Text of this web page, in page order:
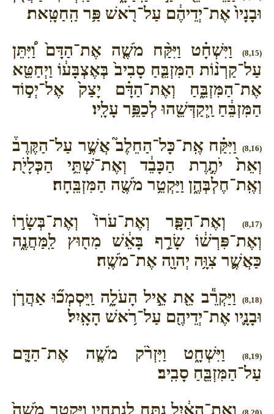
וּבָנָיו֙ אֶת־יְדֵיהֶ֔ם עַל־רֹ֖אשׁ פַּ֥ר הַֽחַטָּֽאת׃
(8,15)
וַיִּשְׁחָ֗ט וַיִּקַּ֨ח מֹשֶׁ֤ה אֶת־הַדָּם֙ וַ֠יִּתֵּן
עַל־קַרְנ֨וֹת הַמִּזְבֵּ֤חַ סָבִיב֙ בְּאֶצְבָּע֔וֹ וַיְחַטֵּ֖א
אֶת־הַמִּזְבֵּ֑חַ וְאֶת־הַדָּ֗ם יָצַק֙ אֶל־יְס֣וֹד
הַמִּזְבֵּ֔חַ וַֽיְקַדְּשֵׁ֖הוּ לְכַפֵּ֥ר עָלָֽיו׃
(8,16)
וַיִּקַּ֗ח אֶֽת־כָּל־הַחֵלֶב֮ אֲשֶׁ֣ר עַל־הַקֶּרֶב֒
וְאֵת֙ יֹתֶ֣רֶת הַכָּבֵ֔ד וְאֶת־שְׁתֵּ֥י הַכְּלָיֹ֖ת
וְאֶֽת־חֶלְבְּהֶ֑ן וַיַּקְטֵ֥ר מֹשֶׁ֖ה הַמִּזְבֵּֽחָה׃
(8,17)
וְאֶת־הַפָּ֤ר וְאֶת־עֹרוֹ֙ וְאֶת־בְּשָׂר֣וֹ
וְאֶת־פִּרְשׁ֔וֹ שָׂרַ֣ף בָּאֵ֔שׁ מִח֖וּץ לַֽמַּחֲנֶ֑ה
כַּאֲשֶׁ֛ר צִוָּ֥ה יְהוָ֖ה אֶת־מֹשֶֽׁה׃
(8,18)
וַיַּקְרֵ֕ב אֵ֖ת אֵ֣יל הָעֹלָ֑ה וַֽיִּסְמְכ֞וּ אַהֲרֹ֧ן
וּבָנָ֛יו אֶת־יְדֵיהֶ֖ם עַל־רֹ֥אשׁ הָאָֽיִל׃
(8,19)
וַיִּשְׁחָ֑ט וַיִּזְרֹ֨ק מֹשֶׁ֧ה אֶת־הַדָּ֛ם
עַל־הַמִּזְבֵּ֖חַ סָבִֽיב׃
וְאֶת־הָאַ֔יִל נִתַּ֖ח לִנְתָחָ֑יו וַיַּקְטֵ֤ר מֹשֶׁה֙